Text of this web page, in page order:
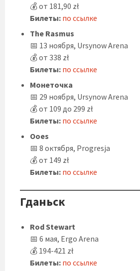
💰 от 181,90 zł
Билеты: по ссылке
The Rasmus
📅 13 ноября, Ursynow Arena
💰 от 338 zł
Билеты: по ссылке
Монеточка
📅 29 ноября, Ursynow Arena
💰 от 109 до 299 zł
Билеты: по ссылке
Ooes
📅 8 октября, Progresja
💰 от 149 zł
Билеты: по ссылке
Гданьск
Rod Stewart
📅 6 мая, Ergo Arena
💰 194-421 zł
Билеты: по ссылке